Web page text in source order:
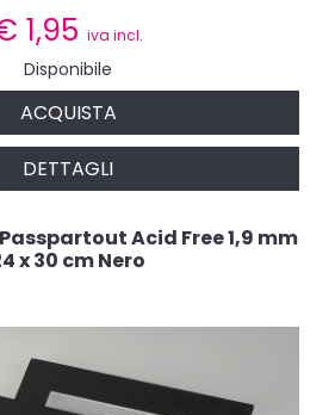
1,95 iva incl.
Disponibile
ACQUISTA
DETTAGLI
Acid Free 1,9 mm
x 30 cm Nero